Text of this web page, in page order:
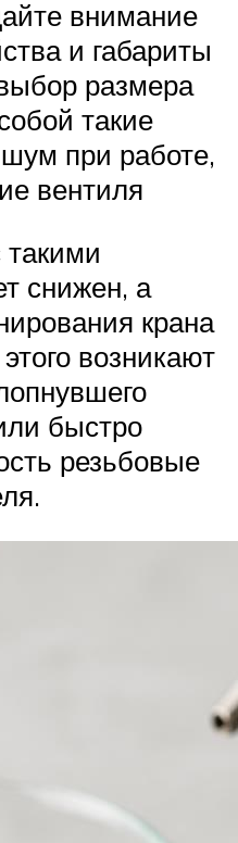
внимание
и габариты
размера
такие
при работе,
вентиля
такими
снижен, а
крана
возникают
быстро
резьбовые